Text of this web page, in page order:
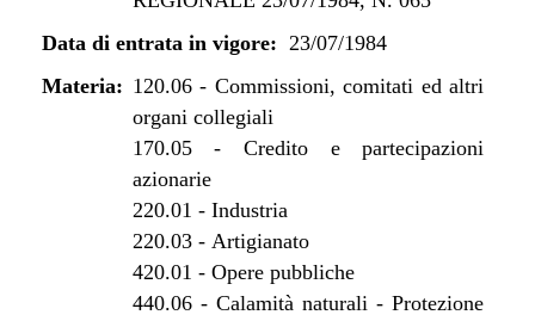
Data di entrata in vigore: 23/07/1984
Materia: 120.06- Commissioni, comitati ed altri
organi collegiali
170.05-Credito e partecipazioni
azionarie
220.01 - Industria
220.03- Artigianato
420.01 - Opere pubbliche
440.06- Calamità naturali - Protezione